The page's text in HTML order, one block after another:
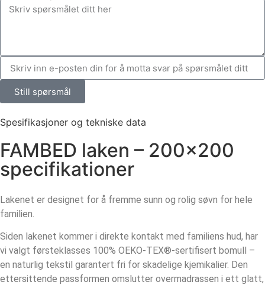
Still spørsmål
Spesifikasjoner og tekniske data
FAMBED laken – 200×200
specifikationer
Lakenet er designet for å fremme sunn og rolig søvn for hele
familien.
Siden lakenet kommer i direkte kontakt med familiens hud, har
vi valgt førsteklasses 100% OEKO-TEX®-sertifisert bomull –
en naturlig tekstil garantert fri for skadelige kjemikalier. Den
ettersittende passformen omslutter overmadrassen i ett glatt,